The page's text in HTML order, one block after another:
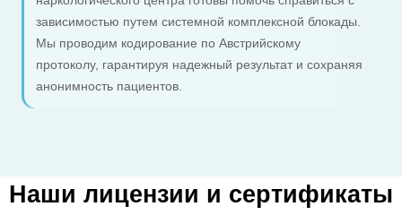
зависимостью путем системной комплексной блокады.
Мы проводим кодирование по Австрийскому
протоколу, гарантируя надежный результат и сохраняя
анонимность пациентов.
Наши лицензии и сертификаты